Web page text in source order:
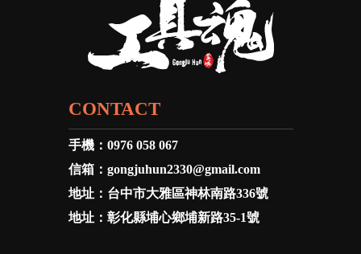
CONTACT
手機： 0976 058 067
信箱： gongjuhun2330@gmail.com
地址： 台中市大雅區神林南路336號
地址： 彰化縣埔心鄉埔新路35-1號